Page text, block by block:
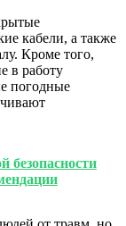
кабели, а также
Кроме того,
в работу
погодные
безопасности